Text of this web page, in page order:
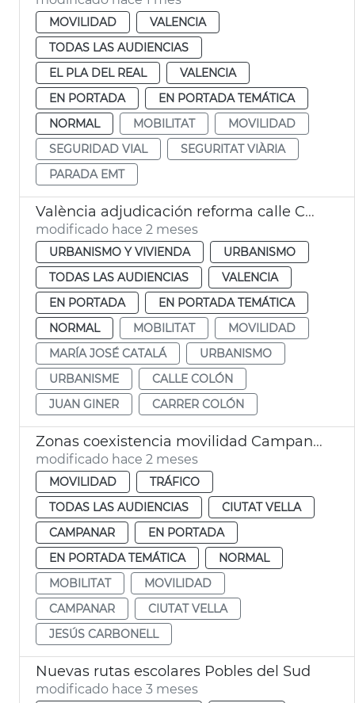
MOVILIDAD
VALENCIA
TODAS LAS AUDIENCIAS
EL PLA DEL REAL
VALENCIA
EN PORTADA
EN PORTADA TEMÁTICA
NORMAL
MOBILITAT
MOVILIDAD
SEGURIDAD VIAL
SEGURITAT VIÀRIA
PARADA EMT
València adjudicación reforma calle Colón
modificado hace 2 meses
URBANISMO Y VIVIENDA
URBANISMO
TODAS LAS AUDIENCIAS
VALENCIA
EN PORTADA
EN PORTADA TEMÁTICA
NORMAL
MOBILITAT
MOVILIDAD
MARÍA JOSÉ CATALÁ
URBANISMO
URBANISME
CALLE COLÓN
JUAN GINER
CARRER COLÓN
Zonas coexistencia movilidad Campanario y Ciutat Vella València
modificado hace 2 meses
MOVILIDAD
TRÁFICO
TODAS LAS AUDIENCIAS
CIUTAT VELLA
CAMPANAR
EN PORTADA
EN PORTADA TEMÁTICA
NORMAL
MOBILITAT
MOVILIDAD
CAMPANAR
CIUTAT VELLA
JESÚS CARBONELL
Nuevas rutas escolares Pobles del Sud
modificado hace 3 meses